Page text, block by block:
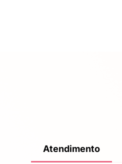
Atendimento